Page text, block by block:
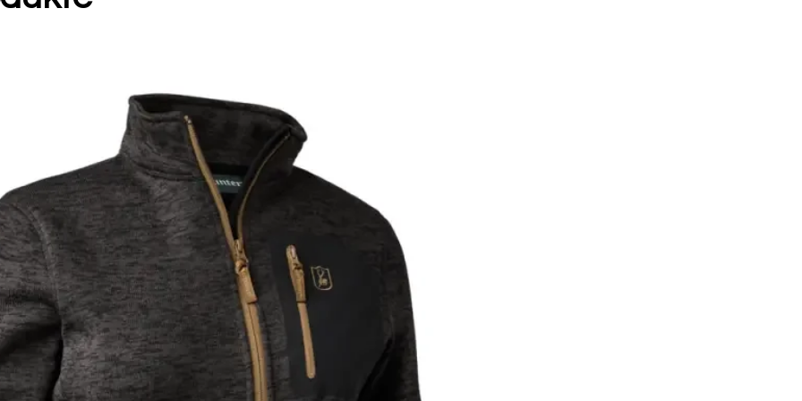
100% Polyamid
97% Polyester / 3%
Elasthan
100% Polyester
100% Polyester
trocknen
herausnehmen und die